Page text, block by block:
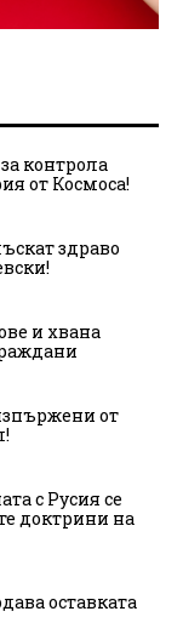
контрола
от Космоса!
здраво
и хвана
от
с Русия се
доктрини на
оставката